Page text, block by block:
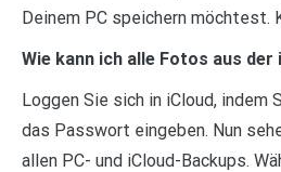
Deinem PC speichern möchtest.
Wie kann ich alle Fotos aus
Loggen Sie sich in iCloud, indem
das Passwort eingeben. Nun
allen PC- und iCloud-Backups.